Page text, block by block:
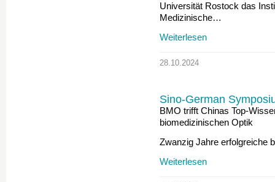
Universität Rostock das
Medizinische…
Weiterlesen
28.10.2024
Sino-German
BMO trifft Chinas Top-
biomedizinischen Optik
Zwanzig Jahre erfolgreiche
Weiterlesen